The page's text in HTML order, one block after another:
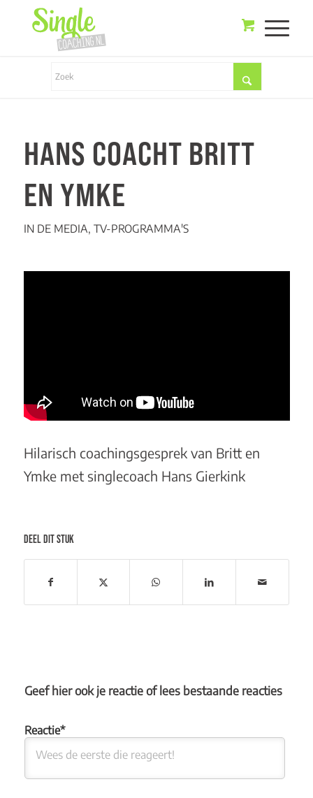
HANS COACHT BRITT
EN YMKE
IN DE MEDIA, TV-PROGRAMMA'S
Hilarisch coachingsgesprek van Britt en
Ymke met singlecoach Hans Gierkink
DEEL DIT STUK
Geef hier ook je reactie of lees bestaande reacties